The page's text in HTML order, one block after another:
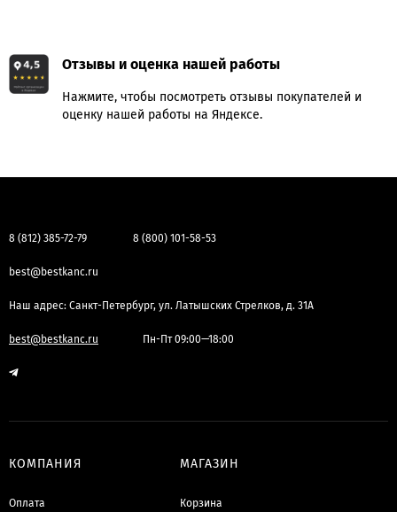
Отзывы и оценка нашей работы
Нажмите, чтобы посмотреть отзывы покупателей и
оценку нашей работы на Яндексе.
8 (812) 385-72-79 8 (800) 101-58-53
best@bestkanc.ru
Наш адрес: Санкт-Петербург, ул. Латышских Стрелков, д. 31А
best@bestkanc.ru Пн-Пт 09:00—18:00
КОМПАНИЯ
Оплата
МАГАЗИН
Корзина